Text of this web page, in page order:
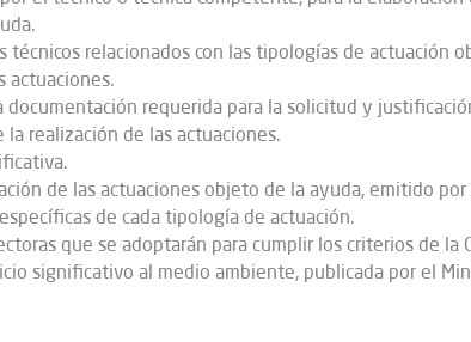
técnicos relacionados con las tipologías de actuación
actuaciones.
requerida para la solicitud y
realización de las actuaciones.
de las actuaciones objeto de la ayuda, emitido
de cada tipología de actuación.
que se adoptarán para cumplir los criterios de
significativo al medio ambiente, publicada por el